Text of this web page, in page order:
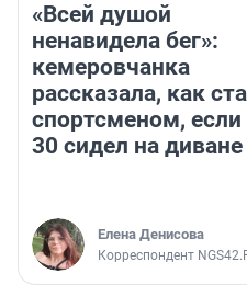
«Всей душой
ненавидела бег»:
кемеровчанка
рассказала, как
спортсменом, если
30 сидел на диване
Елена Денисова
Корреспондент